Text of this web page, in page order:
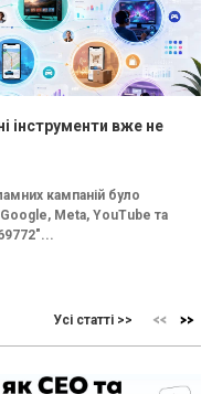
інструменти вже не
кампаній було
Meta, YouTube та
Усі статті >>